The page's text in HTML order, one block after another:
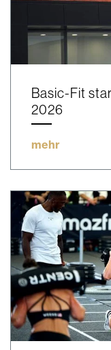
Basic-Fit
2026
mehr